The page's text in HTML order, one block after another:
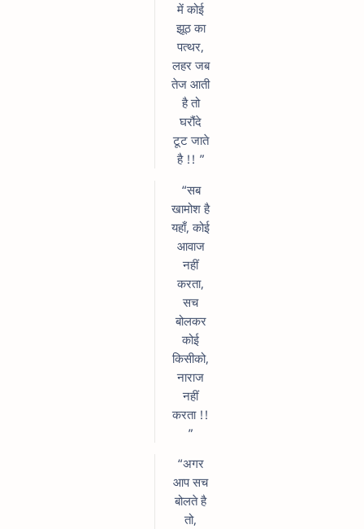
में कोई
झूठ का
पत्थर,
लहर जब
तेज आती
है तो
घरौंदे
टूट जाते
है !! ”
“सब
खामोश है
यहाँ, कोई
आवाज
नहीं
करता,
सच
बोलकर
कोई
किसीको,
नाराज
नहीं
करता !!
”
“अगर
आप सच
बोलते है
तो,